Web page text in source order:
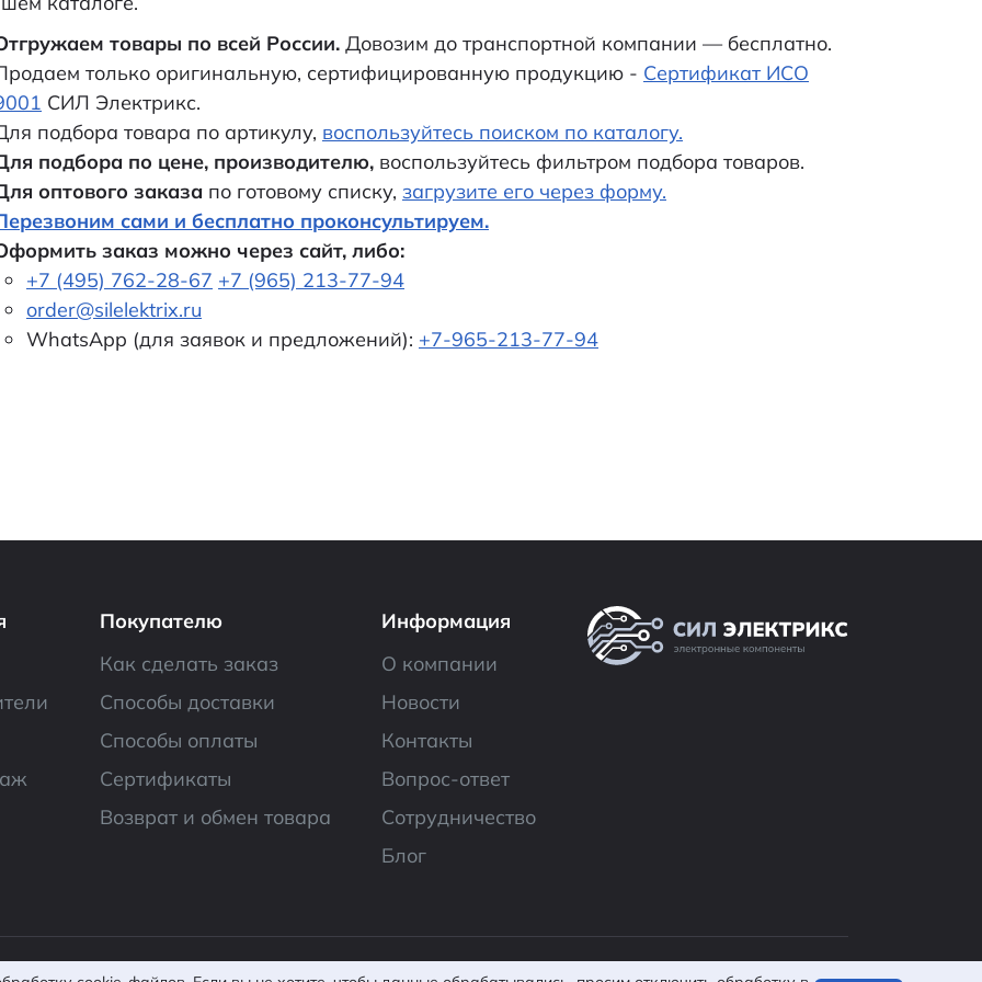
товары по всей России. Довозим до транспортной компании — бесплатно.
только оригинальную, сертифицированную продукцию - Сертификат ИСО
СИЛ Электрикс.
подбора товара по артикулу, воспользуйтесь поиском по каталогу.
подбора по цене, производителю, воспользуйтесь фильтром подбора товаров.
оптового заказа по готовому списку, загрузите его через форму.
сами и бесплатно проконсультируем.
заказ можно через сайт, либо:
+7 (495) 762-28-67 +7 (965) 213-77-94
order@silelektrix.ru
WhatsApp (для заявок и предложений): +7-965-213-77-94
Покупателю
Как сделать заказ
Способы доставки
Способы оплаты
Сертификаты
Возврат и обмен товара
Информация
О компании
Новости
Контакты
Вопрос-ответ
Сотрудничество
Блог
Согласие на обработку ПД Пользовательское Разработано в